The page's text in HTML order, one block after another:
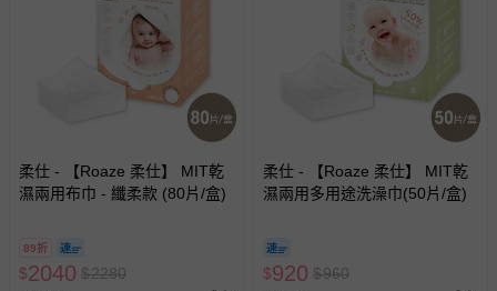
柔仕 - 【Roaze 柔仕】 MIT乾
濕兩用布巾 - 纖柔款 (80片/盒)
89折
$2040 $2280
柔仕 - 【Roaze 柔仕】 MIT乾
濕兩用多用途洗澡巾(50片/盒)
$920 $960